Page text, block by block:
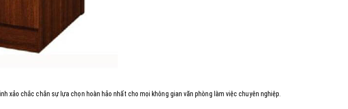
xảo chắc chắn sự lựa chọn hoàn hảo nhất cho mọi không gian văn phòng làm việc chuyên nghiệp.